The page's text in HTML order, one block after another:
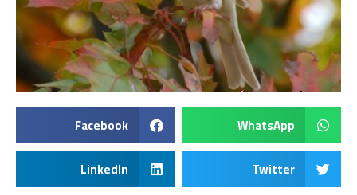
WhatsApp
Facebook
Twitter
LinkedIn